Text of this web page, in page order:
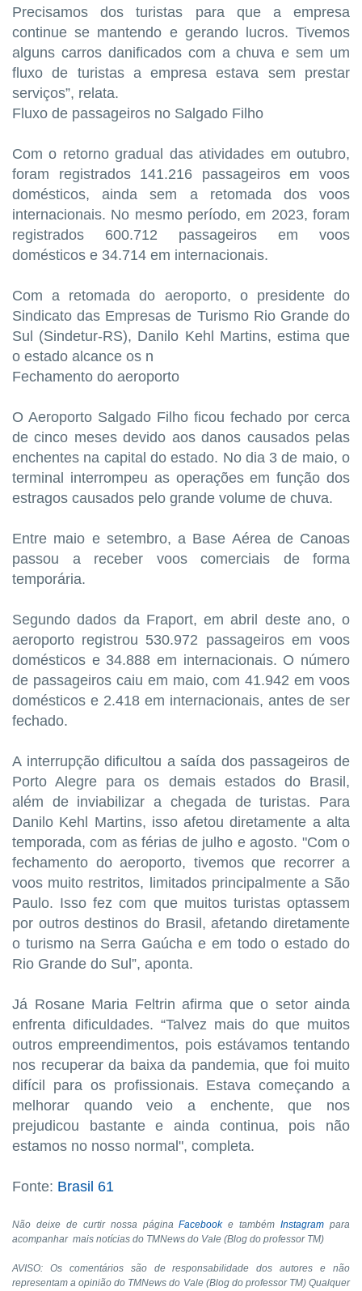
Precisamos dos turistas para que a empresa
continue se mantendo e gerando lucros. Tivemos
alguns carros danificados com a chuva e sem um
fluxo de turistas a empresa estava sem prestar
serviços”, relata.
Fluxo de passageiros no Salgado Filho
Com o retorno gradual das atividades em outubro,
foram registrados 141.216 passageiros em voos
domésticos, ainda sem a retomada dos voos
internacionais. No mesmo período, em 2023, foram
registrados 600.712 passageiros em voos
domésticos e 34.714 em internacionais.
Com a retomada do aeroporto, o presidente do
Sindicato das Empresas de Turismo Rio Grande do
Sul (Sindetur-RS), Danilo Kehl Martins, estima que
o estado alcance os n
Fechamento do aeroporto
O Aeroporto Salgado Filho ficou fechado por cerca
de cinco meses devido aos danos causados pelas
enchentes na capital do estado. No dia 3 de maio, o
terminal interrompeu as operações em função dos
estragos causados pelo grande volume de chuva.
Entre maio e setembro, a Base Aérea de Canoas
passou a receber voos comerciais de forma
temporária.
Segundo dados da Fraport, em abril deste ano, o
aeroporto registrou 530.972 passageiros em voos
domésticos e 34.888 em internacionais. O número
de passageiros caiu em maio, com 41.942 em voos
domésticos e 2.418 em internacionais, antes de ser
fechado.
A interrupção dificultou a saída dos passageiros de
Porto Alegre para os demais estados do Brasil,
além de inviabilizar a chegada de turistas. Para
Danilo Kehl Martins, isso afetou diretamente a alta
temporada, com as férias de julho e agosto. "Com o
fechamento do aeroporto, tivemos que recorrer a
voos muito restritos, limitados principalmente a São
Paulo. Isso fez com que muitos turistas optassem
por outros destinos do Brasil, afetando diretamente
o turismo na Serra Gaúcha e em todo o estado do
Rio Grande do Sul”, aponta.
Já Rosane Maria Feltrin afirma que o setor ainda
enfrenta dificuldades. “Talvez mais do que muitos
outros empreendimentos, pois estávamos tentando
nos recuperar da baixa da pandemia, que foi muito
difícil para os profissionais. Estava começando a
melhorar quando veio a enchente, que nos
prejudicou bastante e ainda continua, pois não
estamos no nosso normal", completa.
Fonte: Brasil 61
Não deixe de curtir nossa páginaFacebooke tambémInstagram para
acompanhar mais notícias do TMNews do Vale (Blog do professor TM)
AVISO: Os comentários são de responsabilidade dos autores e não
representam a opinião do TMNews do Vale (Blog do professor TM) Qualquer